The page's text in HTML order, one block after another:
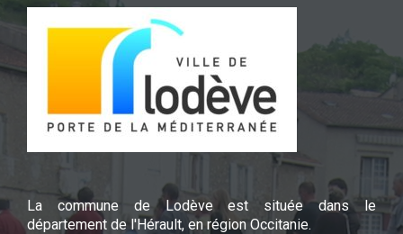
La commune de Lodève est située dans le
département de l'Hérault, en région Occitanie.